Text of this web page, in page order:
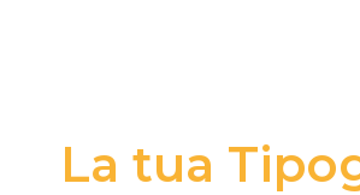
La tua